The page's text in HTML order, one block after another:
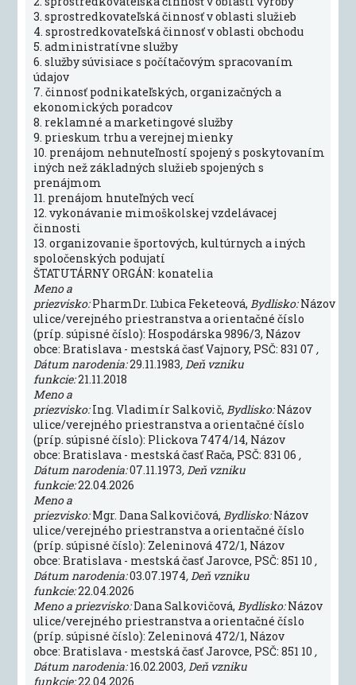
3. sprostredkovateľská činnosť v oblasti služieb
4. sprostredkovateľská činnosť v oblasti obchodu
5. administratívne služby
6. služby súvisiace s počítačovým spracovaním
údajov
7. činnosť podnikateľských, organizačných a
ekonomických poradcov
8. reklamné a marketingové služby
9. prieskum trhu a verejnej mienky
10. prenájom nehnuteľností spojený s poskytovaním
iných než základných služieb spojených s
prenájmom
11. prenájom hnuteľných vecí
12. vykonávanie mimoškolskej vzdelávacej
činnosti
13. organizovanie športových, kultúrnych a iných
spoločenských podujatí
ŠTATUTÁRNY ORGÁN: konatelia
Meno a
priezvisko:PharmDr. Ľubica Feketeová,Bydlisko:Názov
ulice/verejného priestranstva a orientačné číslo
(príp. súpisné číslo): Hospodárska 9896/3, Názov
obce: Bratislava - mestská časť Vajnory, PSČ: 831 07 ,
Dátum narodenia:29.11.1983, Deň vzniku
funkcie:21.11.2018
Meno a
priezvisko:Ing. Vladimír Salkovič,Bydlisko:Názov
ulice/verejného priestranstva a orientačné číslo
(príp. súpisné číslo): Plickova 7474/14, Názov
obce: Bratislava - mestská časť Rača, PSČ: 831 06 ,
Dátum narodenia:07.11.1973, Deň vzniku
funkcie:22.04.2026
Meno a
priezvisko:Mgr. Dana Salkovičová,Bydlisko:Názov
ulice/verejného priestranstva a orientačné číslo
(príp. súpisné číslo): Zeleninová 472/1, Názov
obce: Bratislava - mestská časť Jarovce, PSČ: 851 10 ,
Dátum narodenia:03.07.1974, Deň vzniku
funkcie:22.04.2026
Meno a priezvisko:Dana Salkovičová,Bydlisko:Názov
ulice/verejného priestranstva a orientačné číslo
(príp. súpisné číslo): Zeleninová 472/1, Názov
obce: Bratislava - mestská časť Jarovce, PSČ: 851 10 ,
Dátum narodenia:16.02.2003, Deň vzniku
funkcie:22.04.2026